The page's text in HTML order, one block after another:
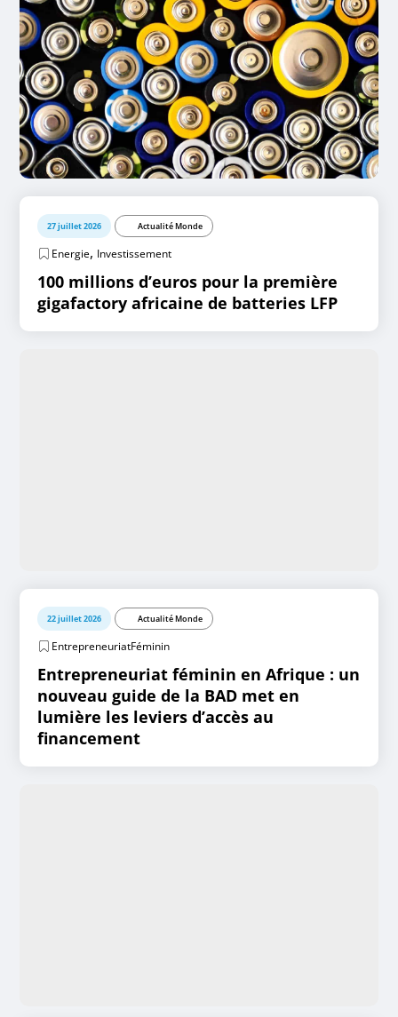
27 juillet 2026 Actualité Monde
Energie, Investissement
100 millions d’euros pour la première
gigafactory africaine de batteries LFP
22 juillet 2026 Actualité Monde
EntrepreneuriatFéminin
Entrepreneuriat féminin en Afrique : un
nouveau guide de la BAD met en
lumière les leviers d’accès au
financement